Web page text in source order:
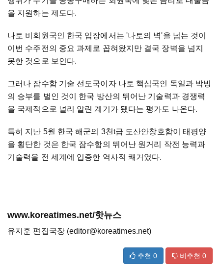
을 지원하는 제도다.
나토 비회원국인 한국 입장에서는 '나토의 벽'을 넘는 것이
이번 수주전의 중요 과제로 꼽혀왔지만 결국 장벽을 넘지
못한 것으로 보인다.
그러나 잠수함 기술 선도국이자 나토 핵심국인 독일과 박빙
의 승부를 벌인 것이 한국 방산의 뛰어난 기술력과 경쟁력
을 국제적으로 널리 알린 계기가 됐다는 평가도 나온다.
특히 지난 5월 한국 해군의 3천t급 도산안창호함이 태평양
을 횡단한 것은 한국 잠수함의 뛰어난 원거리 작전 능력과
기술력을 전 세계에 입증한 역사적 쾌거였다.
www.koreatimes.net/핫뉴스
유지훈 편집국장 (editor@koreatimes.net)
추천 0 비추천 0